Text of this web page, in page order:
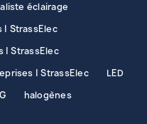
éclairage
| StrassElec
| StrassElec
| StrassElec
LED
halogènes